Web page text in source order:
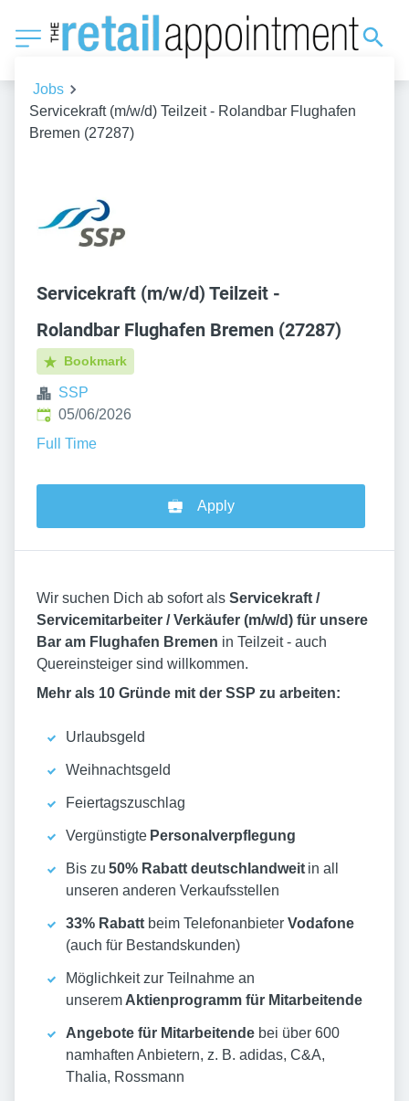
Jobs
Servicekraft (m/w/d) Teilzeit - Rolandbar Flughafen
Bremen (27287)
Servicekraft (m/w/d) Teilzeit -
Rolandbar Flughafen Bremen (27287)
Bookmark
SSP
Published:
05/06/2026
Full Time
Apply
Wir suchen Dich ab sofort als Servicekraft /
Servicemitarbeiter / Verkäufer (m/w/d) für unsere
Bar am Flughafen Bremen in Teilzeit - auch
Quereinsteiger sind willkommen.
Mehr als 10 Gründe mit der SSP zu arbeiten:
Urlaubsgeld
Weihnachtsgeld
Feiertagszuschlag
Vergünstigte Personalverpflegung
Bis zu 50% Rabatt deutschlandweit in all
unseren anderen Verkaufsstellen
33% Rabatt beim Telefonanbieter Vodafone
(auch für Bestandskunden)
Möglichkeit zur Teilnahme an
unserem Aktienprogramm für Mitarbeitende
Angebote für Mitarbeitende bei über 600
namhaften Anbietern, z. B. adidas, C&A,
Thalia, Rossmann